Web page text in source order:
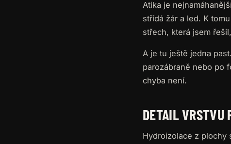
Atika je
střídá žár a led. K
střech, která jsem
A je tu ještě jedna
parozábraně nebo po
chyba není.
DETAIL VRSTVU
Hydroizolace z plochy